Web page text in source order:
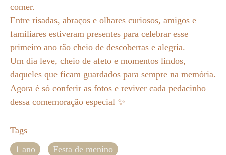
comer.
Entre risadas, abraços e olhares curiosos, amigos e
familiares estiveram presentes para celebrar esse
primeiro ano tão cheio de descobertas e alegria.
Um dia leve, cheio de afeto e momentos lindos,
daqueles que ficam guardados para sempre na memória.
Agora é só conferir as fotos e reviver cada pedacinho
dessa comemoração especial ✨
Tags
1 ano
Festa de menino